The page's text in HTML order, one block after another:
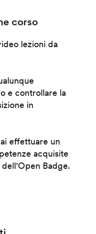
corso
lezioni da
e controllare la
in
effettuare un
acquisite
Badge.